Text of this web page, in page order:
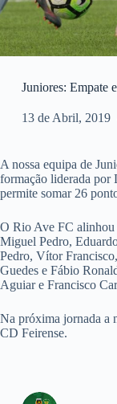
Juniores: Empate
13 de Abril, 2019
A nossa equipa de
formação liderada por
permite somar 26
O Rio Ave FC
Miguel Pedro,
Pedro, Vítor
Guedes e Fábio
Aguiar e Francisco
Na próxima jornada a
CD Feirense.